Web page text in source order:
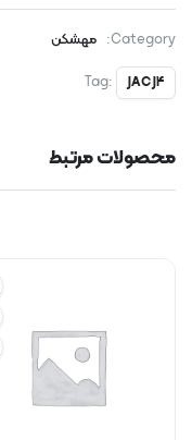
Category:
مهشکن
Tag:
JAC J4
محصولات مرتبط